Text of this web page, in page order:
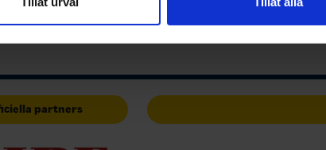
partners